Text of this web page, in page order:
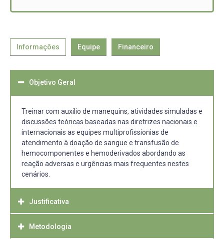
Informações Equipe Financeiro
Objetivo Geral
Treinar com auxilio de manequins, atividades simuladas e
discussões teóricas baseadas nas diretrizes nacionais e
internacionais as equipes multiprofissionias de
atendimento à doação de sangue e transfusão de
hemocomponentes e hemoderivados abordando as
reação adversas e urgências mais frequentes nestes
cenários.
Justificativa
Demanda da comunidade para garantir atendimento de
Metodologia